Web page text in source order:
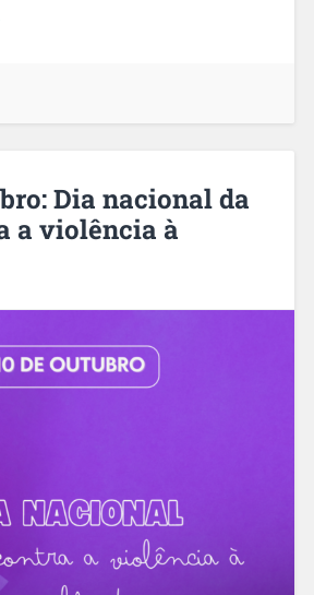
Dia nacional da
a violência à